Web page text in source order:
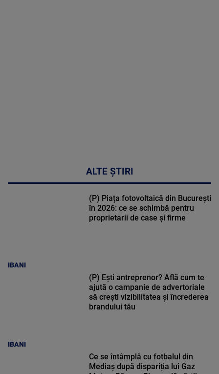
ALTE ȘTIRI
IBANI
(P) Piața fotovoltaică din București
în 2026: ce se schimbă pentru
proprietarii de case și firme
IBANI
(P) Ești antreprenor? Află cum te
ajută o campanie de advertoriale
să crești vizibilitatea și încrederea
brandului tău
Ce se întâmplă cu fotbalul din
Mediaș după dispariția lui Gaz